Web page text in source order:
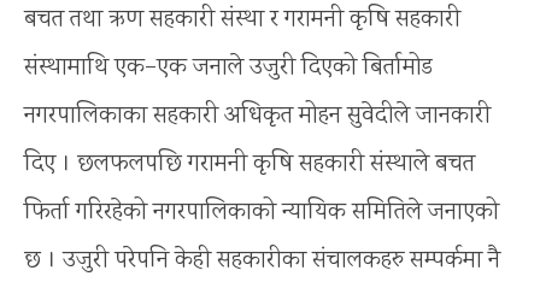
बचत तथा ऋण सहकारी संस्था र गरामनी कृषि सहकारी
संस्थामाथि एक–एक जनाले उजुरी दिएको बिर्तामोड
नगरपालिकाका सहकारी अधिकृत मोहन सुवेदीले जानकारी
दिए । छलफलपछि गरामनी कृषि सहकारी संस्थाले बचत
फिर्ता गरिरहेको नगरपालिकाको न्यायिक समितिले जनाएको
छ । उजुरी परेपनि केही सहकारीका संचालकहरु सम्पर्कमा नै